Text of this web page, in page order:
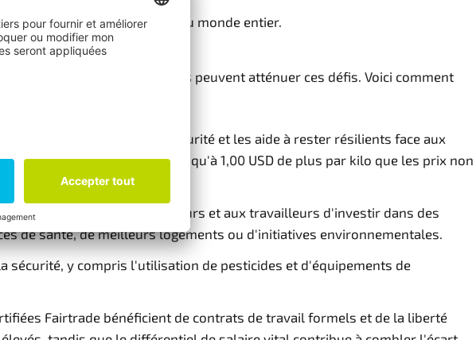
aux producteurs de fruits du monde entier.
ensemble avec Fairtrade, ils peuvent atténuer ces défis. Voici comment
qui constitue un filet de sécurité et les aide à rester résilients face aux
peuvent gagner jusqu'à 1,00 USD de plus par kilo que les prix non
permet aux producteurs et aux travailleurs d'investir dans des
de santé, de meilleurs logements ou d'initiatives environnementales.
sécurité, y compris l'utilisation de pesticides et d'équipements de
Fairtrade bénéficient de contrats de travail formels et de la liberté